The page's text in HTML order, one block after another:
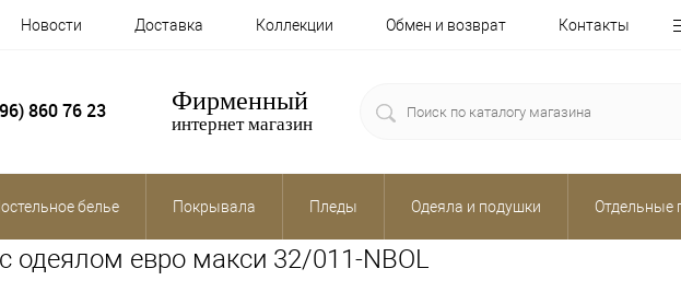
Новости Доставка Коллекции Обмен и возврат Контакты
860 76 23 Фирменный
интернет магазин
белье Покрывала Пледы Одеяла и подушки Отдельные
одеялом евро макси 32/011-NBOL